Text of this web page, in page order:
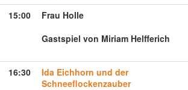
15:00
Frau Holle
Gastspiel von Miriam Helfferich
16:30
Ida Eichhorn und der
Schneeflockenzauber